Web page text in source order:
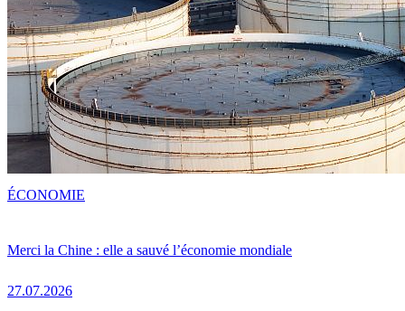
Merci la Chine : elle a sauvé l’économie mondiale
27.07.2026
ÉCONOMIE